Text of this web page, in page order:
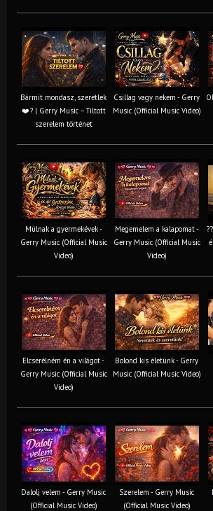
Bármit mondasz, szeretlek
❤️‍? | Gerry Music – Tiltott
szerelem történet
Csillag vagy nekem - Gerry
Music (Official Music Video)
Múlnak a gyermekévek -
Gerry Music (Official Music
Video)
Megemelem a kalapomat -
Gerry Music (Official Music
Video)
Elcserélném én a világot -
Gerry Music (Official Music
Video)
Bolond kis életünk - Gerry
Music (Official Music Video)
Dalolj velem - Gerry Music
(Official Music Video)
Szerelem - Gerry Music
(Official Music Video)